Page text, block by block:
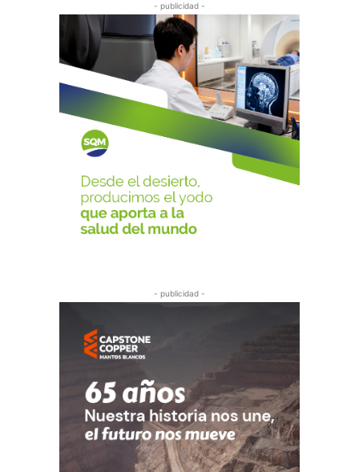
- publicidad -
- publicidad -